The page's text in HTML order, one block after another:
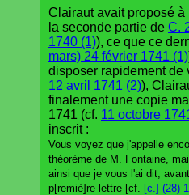
Clairaut avait proposé
la seconde partie de C.
1740 (1)), ce que ce
mars) 24 février 1741 (1)
disposer rapidement de
12 avril 1741 (2)),
finalement une copie
1741 (cf. 11 octobre
inscrit :
Vous voyez que j'appelle
théorème de M. Fontaine,
ainsi que je vous l'ai dit,
p[remiè]re lettre [cf.
[c.] (28)